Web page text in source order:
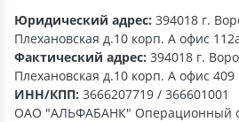
Юридический адрес: 394018 г.
Плехановская д.10 корп. А офис
Фактический адрес: 394018 г.
Плехановская д.10 корп. А офис 409
ИНН/КПП: 3666207719 / 366601001
ОАО "АЛЬФА­БАНК" Операционный